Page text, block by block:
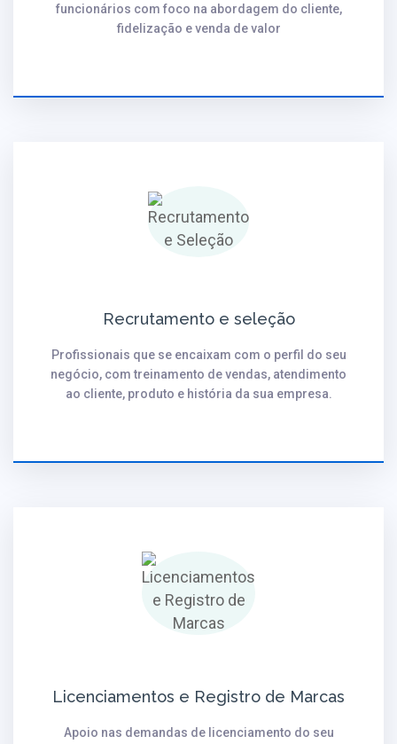
funcionários com foco na abordagem do cliente,
fidelização e venda de valor
Recrutamento e seleção
Profissionais que se encaixam com o perfil do seu
negócio, com treinamento de vendas, atendimento
ao cliente, produto e história da sua empresa.
Licenciamentos e Registro de Marcas
Apoio nas demandas de licenciamento do seu